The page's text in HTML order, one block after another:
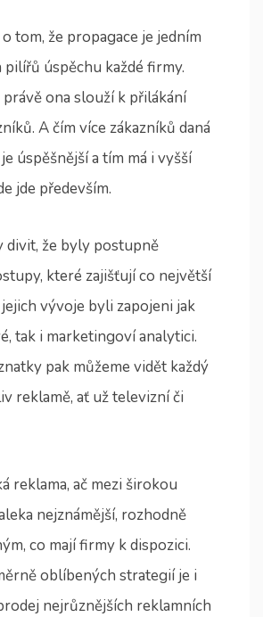
tom, že propagace je jedním
pilířů úspěchu každé firmy.
ona slouží k přilákání
A čím více zákazníků daná
úspěšnější a tím má i vyšší
jde především.
divit, že byly postupně
které zajišťují co největší
vývoje byli zapojeni jak
tak i marketingoví analytici.
pak můžeme vidět každý
reklamě, ať už televizní či
reklama, ač mezi širokou
nejznámější, rozhodně
co mají firmy k dispozici.
oblíbených strategií je i
nejrůznějších reklamních